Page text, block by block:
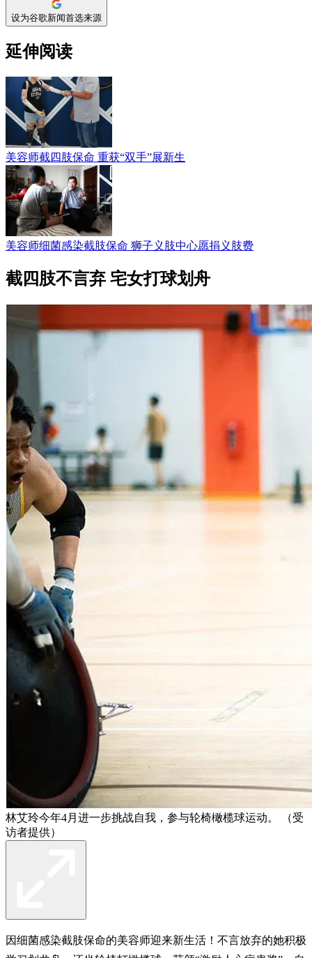
设为谷歌新闻首选来源
延伸阅读
美容师截四肢保命 重获“双手”展新生
美容师细菌感染截肢保命 狮子义肢中心愿捐义肢费
截四肢不言弃 宅女打球划舟
林艾玲今年4月进一步挑战自我，参与轮椅橄榄球运动。 （受
访者提供）
因细菌感染截肢保命的美容师迎来新生活！不言放弃的她积极